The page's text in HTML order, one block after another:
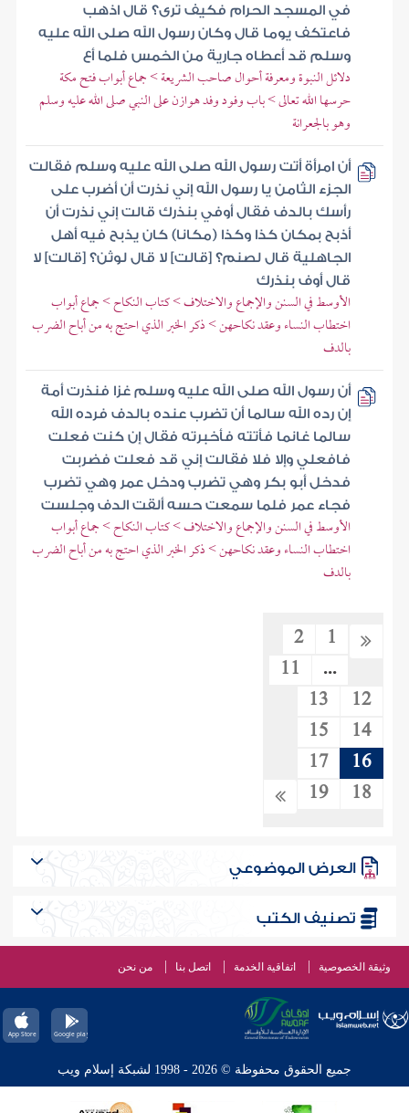
في المسجد الحرام فكيف ترى؟ قال اذهب
فاعتكف يوما قال وكان رسول الله صلى الله عليه
وسلم قد أعطاه جارية من الخمس فلما أع
دلائل النبوة ومعرفة أحوال صاحب الشريعة > جماع أبواب فتح مكة
حرسها الله تعالى > باب وفود وفد هوازن على النبي صلى الله عليه وسلم
وهو بالجعرانة
أن امرأة أتت رسول الله صلى الله عليه وسلم فقالت
الجزء الثامن يا رسول الله إني نذرت أن أضرب على
رأسك بالدف فقال أوفي بنذرك قالت إني نذرت أن
أذبح بمكان كذا وكذا (مكانا) كان يذبح فيه أهل
الجاهلية قال لصنم؟ [قالت] لا قال لوثن؟ [قالت] لا
قال أوف بنذرك
الأوسط في السنن والإجماع والاختلاف > كتاب النكاح > جماع أبواب
اختطاب النساء وعقد نكاحهن > ذكر الخبر الذي احتج به من أباح الضرب
بالدف
أن رسول الله صلى الله عليه وسلم غزا فنذرت أمة
إن رده الله سالما أن تضرب عنده بالدف فرده الله
سالما غانما فأتته فأخبرته فقال إن كنت فعلت
فافعلي وإلا فلا فقالت إني قد فعلت فضربت
فدخل أبو بكر وهي تضرب ودخل عمر وهي تضرب
فجاء عمر فلما سمعت حسه ألقت الدف وجلست
الأوسط في السنن والإجماع والاختلاف > كتاب النكاح > جماع أبواب
اختطاب النساء وعقد نكاحهن > ذكر الخبر الذي احتج به من أباح الضرب
بالدف
1
2
...
11
12
13
14
15
16
17
18
19
العرض الموضوعي
تصنيف الكتب
وثيقة الخصوصية اتفاقية الخدمة اتصل بنا من نحن
جميع الحقوق محفوظة © 2026 - 1998 لشبكة إسلام ويب